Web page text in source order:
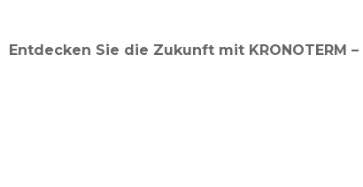
Entdecken Sie die Zukunft mit KRONOTERM –